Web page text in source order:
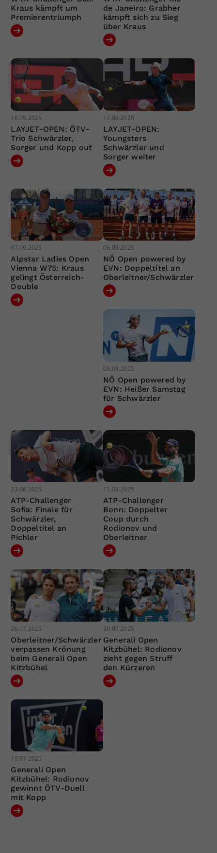
Kraus kämpft um
Premierentriumph
de Janeiro: Grabher
kämpft sich zu Sieg
über Kraus
18.09.2025
LAYJET-OPEN: ÖTV-
Trio Schwärzler,
Sorger und Kopp out
17.09.2025
LAYJET-OPEN:
Youngsters
Schwärzler und
Sorger weiter
07.09.2025
Alpstar Ladies Open
Vienna W75: Kraus
gelingt Österreich-
Double
06.09.2025
NÖ Open powered by
EVN: Doppeltitel an
Oberleitner/Schwärzler
05.09.2025
NÖ Open powered by
EVN: Heißer Samstag
für Schwärzler
23.08.2025
ATP-Challenger
Sofia: Finale für
Schwärzler,
Doppeltitel an
Pichler
11.08.2025
ATP-Challenger
Bonn: Doppelter
Coup durch
Rodionov und
Oberleitner
26.07.2025
Oberleitner/Schwärzler
verpassen Krönung
beim Generali Open
Kitzbühel
20.07.2025
Generali Open
Kitzbühel: Rodionov
zieht gegen Struff
den Kürzeren
19.07.2025
Generali Open
Kitzbühel: Rodionov
gewinnt ÖTV-Duell
mit Kopp